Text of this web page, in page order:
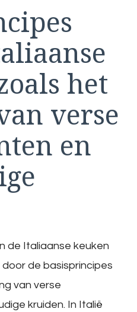
het
verse
en
de Italiaanse keuken
de basisprincipes
van verse
kruiden. In Italië